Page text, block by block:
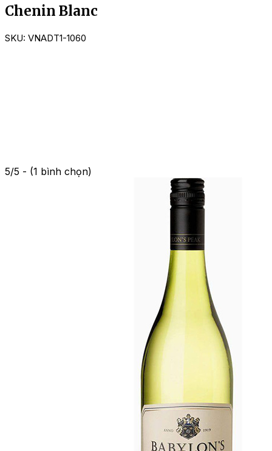
Chenin Blanc
SKU: VNADT1-1060
5/5 - (1 bình chọn)